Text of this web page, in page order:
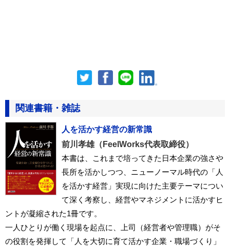
関連書籍・雑誌
人を活かす経営の新常識
前川孝雄（FeelWorks代表取締役）
本書は、これまで培ってきた日本企業の強さや
長所を活かしつつ、ニューノーマル時代の「人
を活かす経営」実現に向けた主要テーマについ
て深く考察し、経営やマネジメントに活かすヒ
ントが凝縮された1冊です。
一人ひとりが働く現場を起点に、上司（経営者や管理職）がそ
の役割を発揮して「人を大切に育て活かす企業・職場づくり」